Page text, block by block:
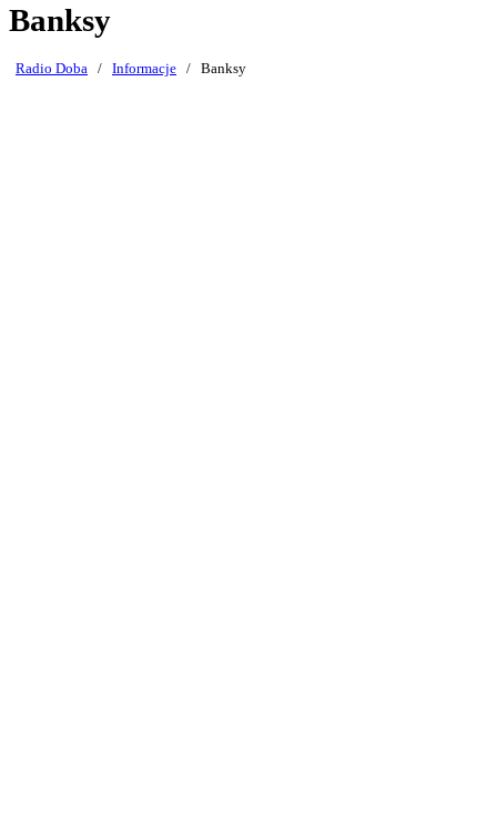
Banksy
Radio Doba / Informacje / Banksy